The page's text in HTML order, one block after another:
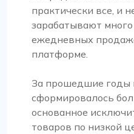
практически все, и
зарабатывают
ежедневных
платформе.
За прошедшие годы
сформировалось
основанное
товаров по низкой